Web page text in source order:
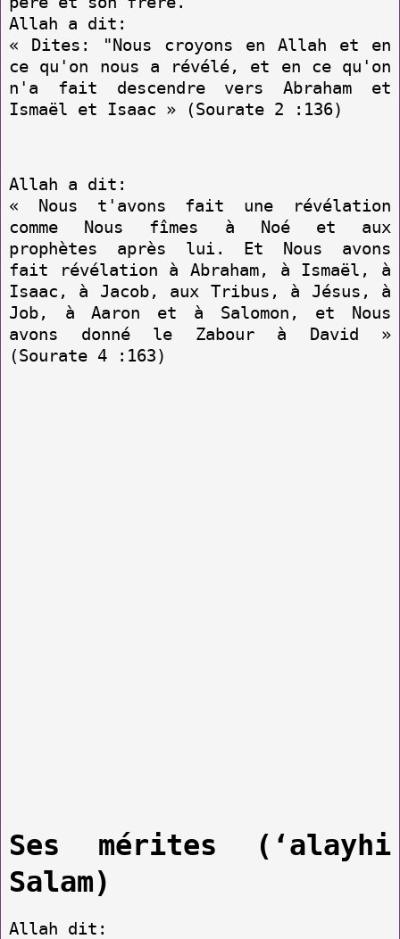
Allah a dit:
« Dites: "Nous croyons en Allah et en
ce qu'on nous a révélé, et en ce qu'on
n'a fait descendre vers Abraham et
Ismaël et Isaac » (Sourate 2 :136)
Allah a dit:
« Nous t'avons fait une révélation
comme Nous fîmes à Noé et aux
prophètes après lui. Et Nous avons
fait révélation à Abraham, à Ismaël, à
Isaac, à Jacob, aux Tribus, à Jésus, à
Job, à Aaron et à Salomon, et Nous
avons donné le Zabour à David »
(Sourate 4 :163)
Ses mérites (‘alayhi
Salam)
Allah dit: